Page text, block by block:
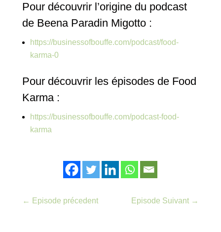
Pour découvrir l’origine du podcast
de Beena Paradin Migotto :
https://businessofbouffe.com/podcast/food-
karma-0
Pour découvrir les épisodes de Food
Karma :
https://businessofbouffe.com/podcast-food-
karma
← Episode précedent Episode Suivant →